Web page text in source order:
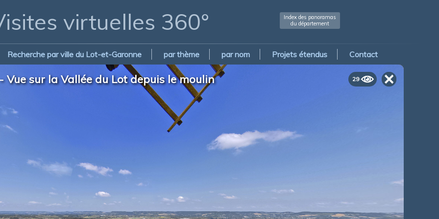
virtuelles 360°
Index des panoramas
du département
Recherche par ville du Lot-et-Garonne par thème par nom Projets étendus Contact
29
sur la Vallée du Lot depuis le moulin